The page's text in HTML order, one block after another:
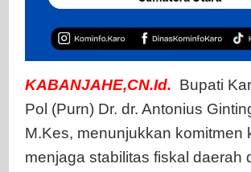
KABANJAHE,CN.Id. Bupati
Pol (Purn) Dr. dr. Antonius
M.Kes, menunjukkan komitmen
menjaga stabilitas fiskal daerah